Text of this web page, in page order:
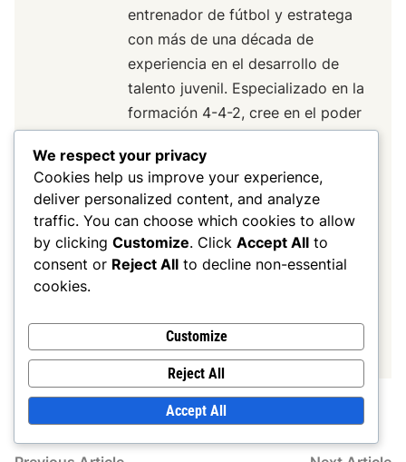
entrenador de fútbol y estratega
con más de una década de
experiencia en el desarrollo de
talento juvenil. Especializado en la
formación 4-4-2, cree en el poder
del trabajo en equipo y la
disciplina táctica. Ryan comparte
sus conocimientos a través de
clínicas de entrenamiento y
recursos en línea, ayudando a
jugadores y entrenadores a
More by Ryan Caldwell
We respect your privacy
Cookies help us improve your experience,
deliver personalized content, and analyze
traffic. You can choose which cookies to allow
by clicking Customize. Click Accept All to
consent or Reject All to decline non-essential
cookies.
Customize
Reject All
Accept All